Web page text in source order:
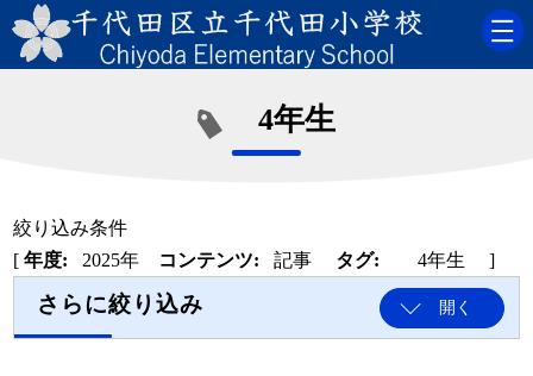
4年生
絞り込み条件
[年度: 2025年 コンテンツ: 記事 タグ: 4年生 ]
さらに絞り込み 開く